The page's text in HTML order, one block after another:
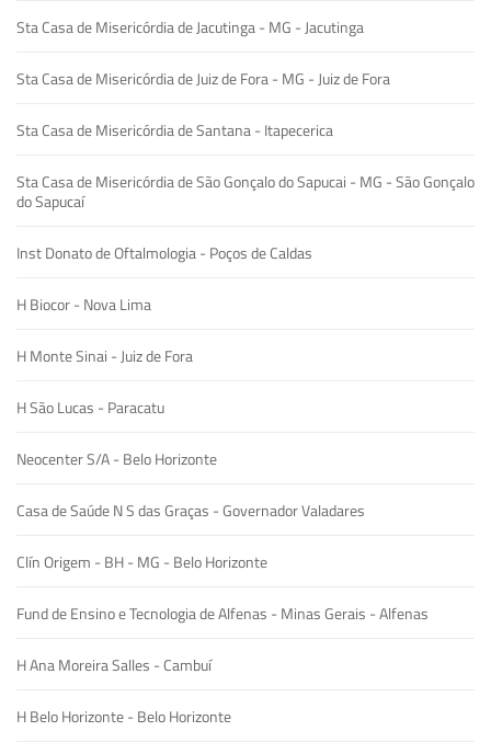
Sta Casa de Misericórdia de Jacutinga - MG - Jacutinga
Sta Casa de Misericórdia de Juiz de Fora - MG - Juiz de Fora
Sta Casa de Misericórdia de Santana - Itapecerica
Sta Casa de Misericórdia de São Gonçalo do Sapucai - MG - São Gonçalo
do Sapucaí
Inst Donato de Oftalmologia - Poços de Caldas
H Biocor - Nova Lima
H Monte Sinai - Juiz de Fora
H São Lucas - Paracatu
Neocenter S/A - Belo Horizonte
Casa de Saúde N S das Graças - Governador Valadares
Clín Origem - BH - MG - Belo Horizonte
Fund de Ensino e Tecnologia de Alfenas - Minas Gerais - Alfenas
H Ana Moreira Salles - Cambuí
H Belo Horizonte - Belo Horizonte